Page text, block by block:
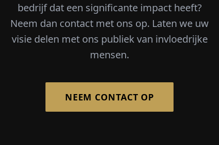
bedrijf dat een significante impact heeft?
Neem dan contact met ons op. Laten we uw
visie delen met ons publiek van invloedrijke
mensen.
NEEM CONTACT OP